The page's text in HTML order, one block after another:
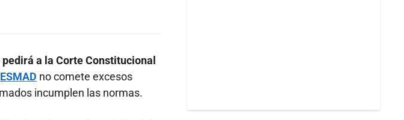
a la Corte Constitucional
ESMAD no comete excesos
incumplen las normas.